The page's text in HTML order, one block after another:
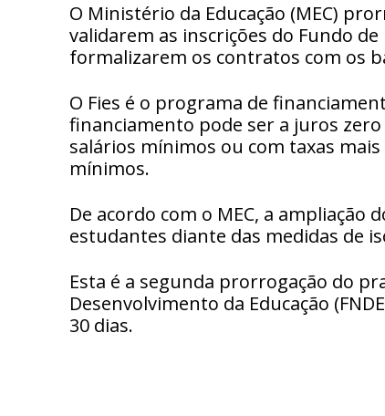
O Ministério da Educação (MEC)
validarem as inscrições do Fundo
formalizarem os contratos com os
O Fies é o programa de
financiamento pode ser a juros
salários mínimos ou com taxas
mínimos.
De acordo com o MEC, a
estudantes diante das medidas de
Esta é a segunda prorrogação do
Desenvolvimento da Educação
30 dias.